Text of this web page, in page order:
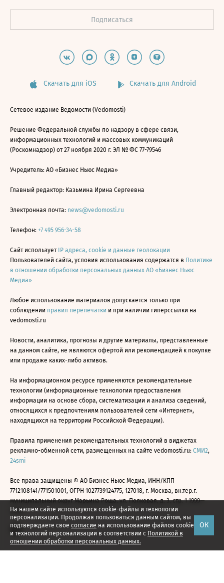
На нашем сайте используются cookie-файлы и технологии
персонализации. Продолжая пользоваться данным сайтом, вы
подтверждаете свое согласие на использование файлов cookie
и технологий персонализации в соответствии с Политикой в
отношении обработки персональных данных.
ОК
Скачать для iOS Скачать для Android
Сетевое издание Ведомости (Vedomosti)
Решение Федеральной службы по надзору в сфере связи,
информационных технологий и массовых коммуникаций
(Роскомнадзор) от 27 ноября 2020 г. ЭЛ № ФС 77-79546
Учредитель: АО «Бизнес Ньюс Медиа»
Главный редактор: Казьмина Ирина Сергеевна
Электронная почта: news@vedomosti.ru
Телефон: +7 495 956-34-58
Сайт использует IP адреса, cookie и данные геолокации
Пользователей сайта, условия использования содержатся в Политике
в отношении обработки персональных данных АО «Бизнес Ньюс
Медиа»
Любое использование материалов допускается только при
соблюдении правил перепечатки и при наличии гиперссылки на
vedomosti.ru
Новости, аналитика, прогнозы и другие материалы, представленные
на данном сайте, не являются офертой или рекомендацией к покупке
или продаже каких-либо активов.
На информационном ресурсе применяются рекомендательные
технологии (информационные технологии предоставления
информации на основе сбора, систематизации и анализа сведений,
относящихся к предпочтениям пользователей сети «Интернет»,
находящихся на территории Российской Федерации).
Правила применения рекомендательных технологий в виджетах
рекламно-обменной сети, размещенных на сайте vedomosti.ru: СМИ2,
24smi
Все права защищены © АО Бизнес Ньюс Медиа, ИНН/КПП
7712108141/771501001, ОГРН 1027739124775, 127018, г. Москва, вн.тер.г.
муниципальный округ Марьина Роща, ул. Полковая, д. 3, стр. 1 1999—
2026